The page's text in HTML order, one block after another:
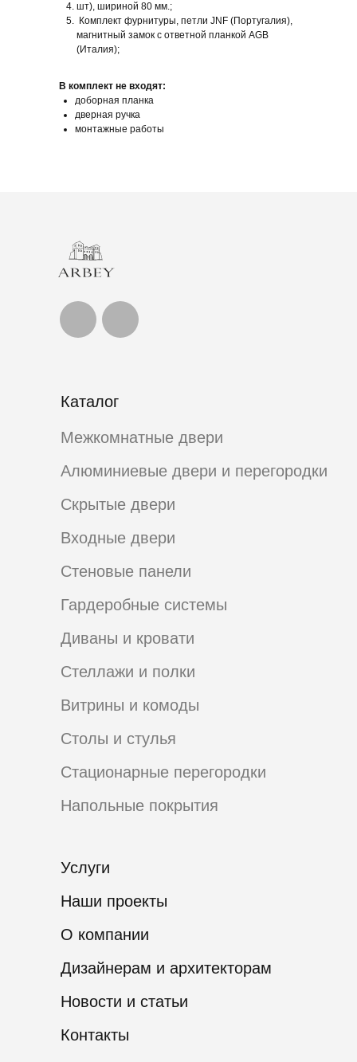
шт), шириной 80 мм.;
Комплект фурнитуры, петли JNF (Португалия),
магнитный замок с ответной планкой AGB
(Италия);
В комплект не входят:
доборная планка
дверная ручка
монтажные работы
Каталог
Межкомнатные двери
Входные двери
Алюминиевые двери и перегородки
Стеновые панели
Услуги
Наши проекты
О компании
Дизайнерам и архитекторам
Новости и статьи
Контакты
Скрытые двери
Гардеробные системы
Диваны и кровати
Столы и стулья
Витрины и комоды
Стеллажи и полки
Стационарные перегородки
Напольные покрытия